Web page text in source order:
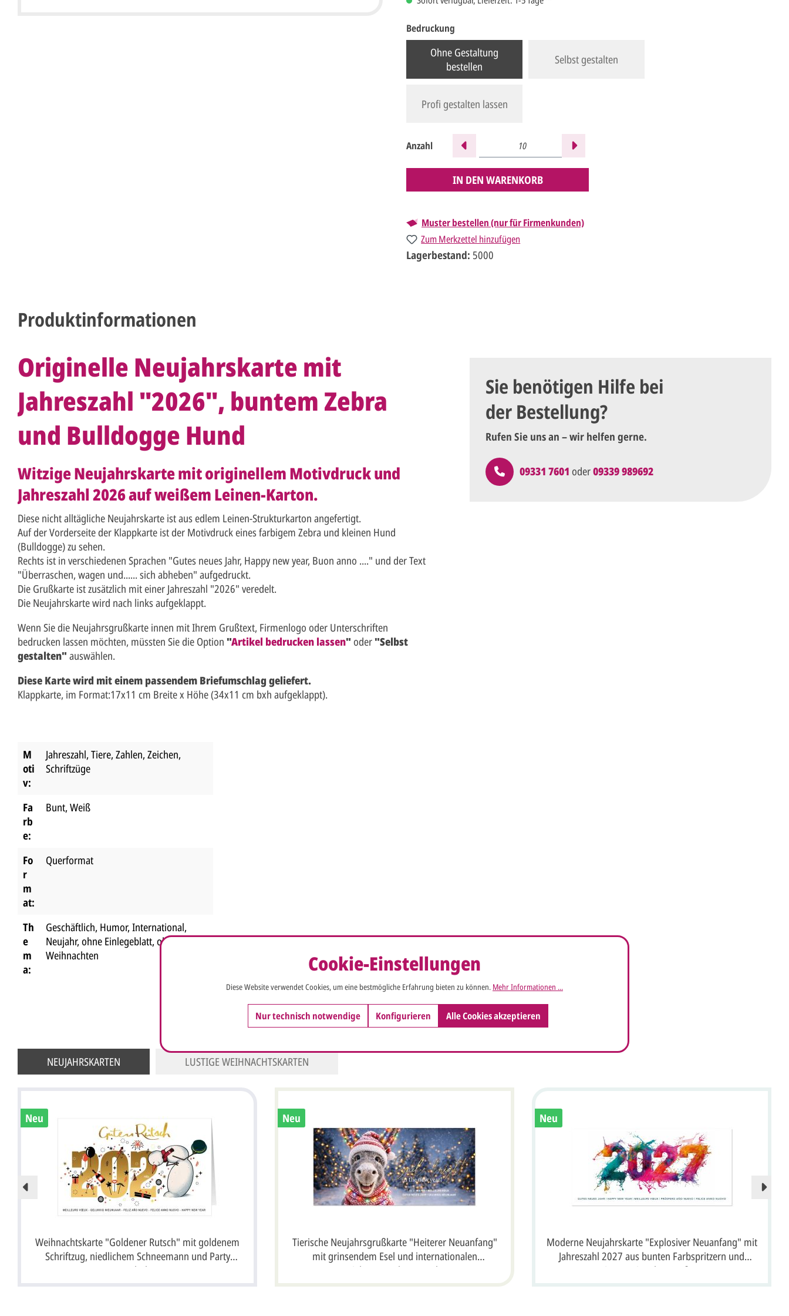
Bedruckung
Ohne Gestaltung
bestellen
Selbst gestalten
Profi gestalten lassen
Anzahl
IN DEN WARENKORB
Muster bestellen (nur für Firmenkunden)
Zum Merkzettel hinzufügen
Lagerbestand: 5000
Produktinformationen
Originelle Neujahrskarte mit
Jahreszahl "2026", buntem Zebra
und Bulldogge Hund
Witzige Neujahrskarte mit originellem Motivdruck und
Jahreszahl 2026 auf weißem Leinen-Karton.
Diese nicht alltägliche Neujahrskarte ist aus edlem Leinen-Strukturkarton angefertigt.
Auf der Vorderseite der Klappkarte ist der Motivdruck eines farbigem Zebra und kleinen Hund
(Bulldogge) zu sehen.
Rechts ist in verschiedenen Sprachen "Gutes neues Jahr, Happy new year, Buon anno ...." und der Text
"Überraschen, wagen und...... sich abheben" aufgedruckt.
Die Grußkarte ist zusätzlich mit einer Jahreszahl "2026" veredelt.
Die Neujahrskarte wird nach links aufgeklappt.
Wenn Sie die Neujahrsgrußkarte innen mit Ihrem Grußtext, Firmenlogo oder Unterschriften
bedrucken lassen möchten, müssten Sie die Option "Artikel bedrucken lassen" oder"Selbst
gestalten" auswählen.
Diese Karte wird mit einem passendem Briefumschlag geliefert.
Klappkarte, im Format:17x11 cm Breite x Höhe (34x11 cm bxh aufgeklappt).
M
oti
v:
Jahreszahl, Tiere, Zahlen, Zeichen,
Schriftzüge
Fa
rb
e:
Bunt, Weiß
Fo
r
m
at:
Querformat
Th
e
m
a:
Geschäftlich, Humor, International,
Neujahr, ohne Einlegeblatt, ohne
Weihnachten
Sie benötigen Hilfe bei
der Bestellung?
Rufen Sie uns an – wir helfen gerne.
09331 7601 oder09339 989692
NEUJAHRSKARTEN LUSTIGE WEIHNACHTSKARTEN
Neu
Weihnachtskarte "Goldener Rutsch" mit goldenem
Schriftzug, niedlichem Schneemann und Party
Symbolen
Neu
Tierische Neujahrsgrußkarte "Heiterer Neuanfang"
mit grinsendem Esel und internationalen
Neujahrswünschen, DIN lang
Neu
Moderne Neujahrskarte "Explosiver Neuanfang" mit
Jahreszahl 2027 aus bunten Farbspritzern und
internationalen Grüßen
Cookie-Einstellungen
Diese Website verwendet Cookies, um eine bestmögliche Erfahrung bieten zu können. Mehr Informationen ...
Nur technisch notwendige Konfigurieren Alle Cookies akzeptieren